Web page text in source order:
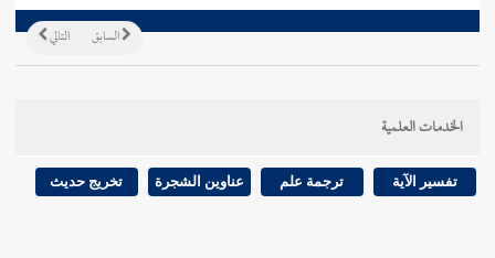
التالي السابق
الخدمات العلمية
تفسير الآية ترجمة علم عناوين الشجرة تخريج حديث